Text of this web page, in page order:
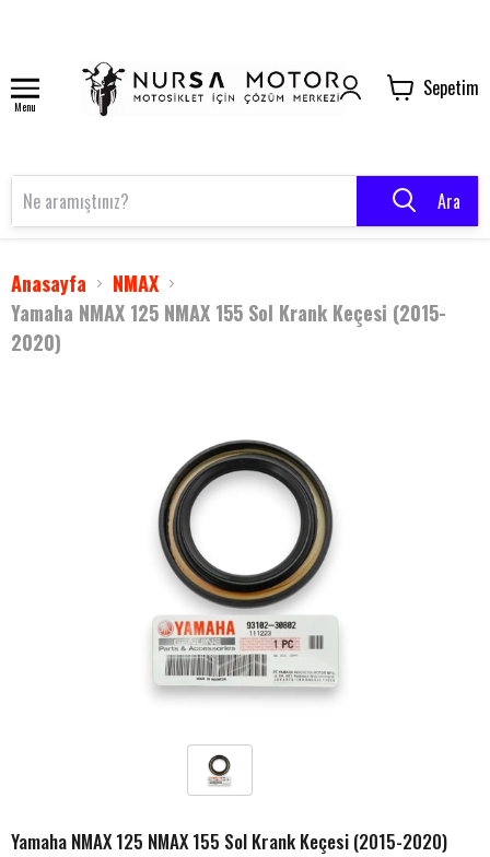
Menu
Sepetim
Ara
Anasayfa
NMAX
Yamaha NMAX 125 NMAX 155 Sol Krank Keçesi (2015-
2020)
Yamaha NMAX 125 NMAX 155 Sol Krank Keçesi (2015-2020)